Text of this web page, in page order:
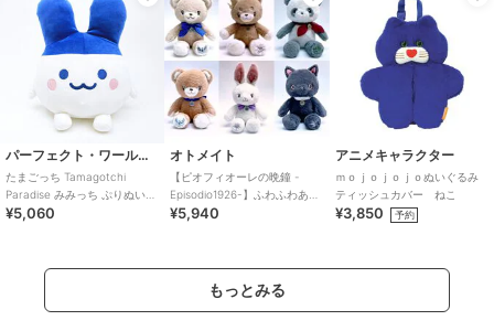
パーフェクト・ワールド・トーキョー
たまごっち Tamagotchi
Paradise みみっち ぷりぬい
BIG ぬいぐるみ
¥5,060
オトメイト
【ピオフィオーレの晩鐘 -
Episodio1926-】ふわふわあに
まるぬいぐるみ(全6種)
¥5,940
アニメキャラクター
ｍｏｊｏｊｏｊｏぬいぐるみ
ティッシュカバー ねこ
¥3,850 予約
もっとみる